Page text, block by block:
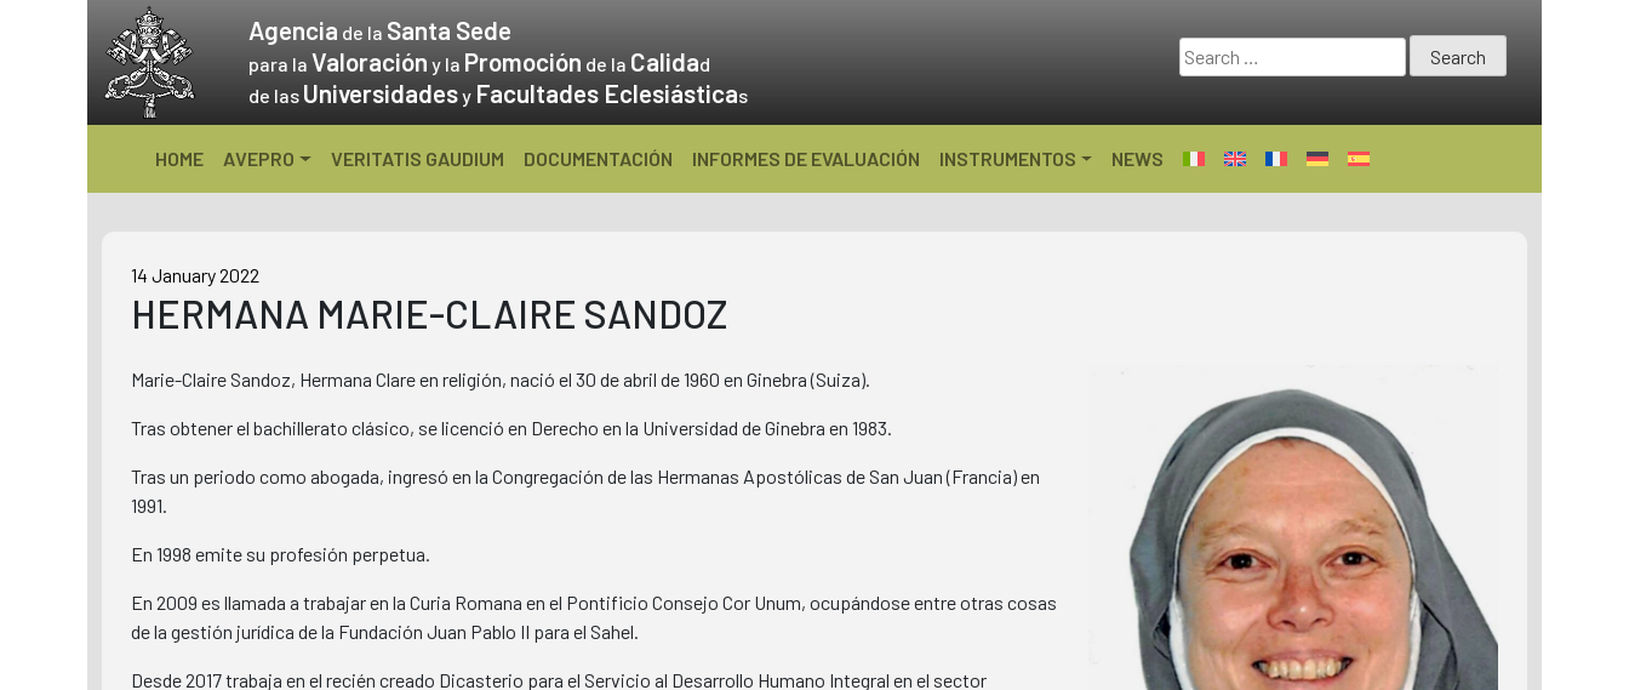
content
Agencia de la Santa Sede
para la Valoración y la Promoción de la Calidad
de las Universidadesy Facultades Eclesiásticas
Search
for:
HOME AVEPRO VERITATIS GAUDIUM DOCUMENTACIÓN INFORMES DE EVALUACIÓN INSTRUMENTOS NEWS
14 January 2022
HERMANA MARIE-CLAIRE SANDOZ
Marie-Claire Sandoz, Hermana Clare en religión, nació el 30 de abril de 1960 en Ginebra (Suiza).
Tras obtener el bachillerato clásico, se licenció en Derecho en la Universidad de Ginebra en 1983.
Tras un periodo como abogada, ingresó en la Congregación de las Hermanas Apostólicas de San Juan (Francia) en
1991.
En 1998 emite su profesión perpetua.
En 2009 es llamada a trabajar en la Curia Romana en el Pontificio Consejo Cor Unum, ocupándose entre otras cosas
de la gestión jurídica de la Fundación Juan Pablo II para el Sahel.
Desde 2017 trabaja en el recién creado Dicasterio para el Servicio al Desarrollo Humano Integral en el sector